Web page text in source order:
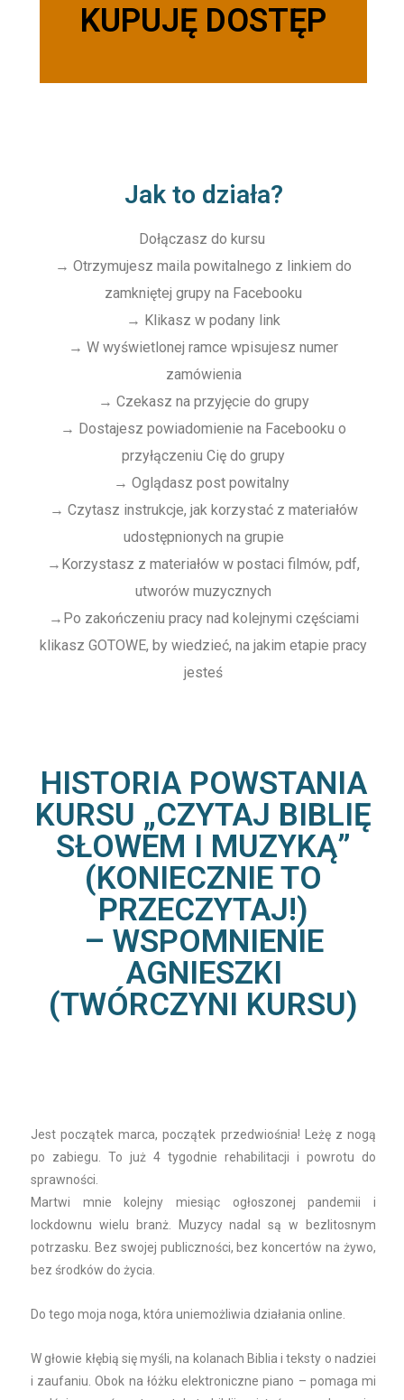
KUPUJĘ DOSTĘP
Jak to działa?
Dołączasz do kursu
→ Otrzymujesz maila powitalnego z linkiem do
zamkniętej grupy na Facebooku
→ Klikasz w podany link
→ W wyświetlonej ramce wpisujesz numer
zamówienia
→ Czekasz na przyjęcie do grupy
→ Dostajesz powiadomienie na Facebooku o
przyłączeniu Cię do grupy
→ Oglądasz post powitalny
→ Czytasz instrukcje, jak korzystać z materiałów
udostępnionych na grupie
→ Korzystasz z materiałów w postaci filmów, pdf,
utworów muzycznych
→ Po zakończeniu pracy nad kolejnymi częściami
klikasz GOTOWE, by wiedzieć, na jakim etapie pracy
jesteś
HISTORIA POWSTANIA
KURSU „CZYTAJ BIBLIĘ
SŁOWEM I MUZYKĄ”
(KONIECZNIE TO
PRZECZYTAJ!)
– WSPOMNIENIE
AGNIESZKI
(TWÓRCZYNI KURSU)
Jest początek marca, początek przedwiośnia! Leżę z nogą
po zabiegu. To już 4 tygodnie rehabilitacji i powrotu do
sprawności.
Martwi mnie kolejny miesiąc ogłoszonej pandemii i
lockdownu wielu branż. Muzycy nadal są w bezlitosnym
potrzasku. Bez swojej publiczności, bez koncertów na żywo,
bez środków do życia.
Do tego moja noga, która uniemożliwia działania online.
W głowie kłębią się myśli, na kolanach Biblia i teksty o nadziei
i zaufaniu. Obok na łóżku elektroniczne piano – pomaga mi